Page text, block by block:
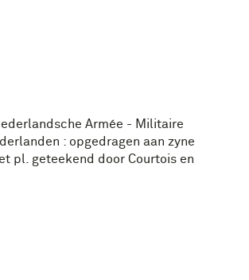
Armée - Militaire
: opgedragen aan zyne
pl. geteekend door Courtois en